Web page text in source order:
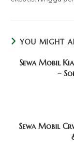
YOU MIGHT
Sewa Mobil
–
Sewa Mobil